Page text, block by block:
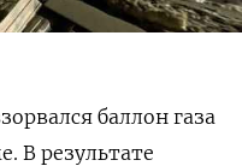
баллон газа
В результате